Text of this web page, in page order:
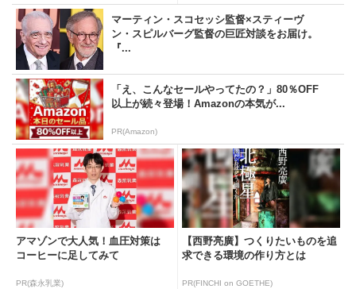
マーティン・スコセッシ監督×スティーヴ
ン・スピルバーグ監督の巨匠対談をお届け。
『...
「え、こんなセールやってたの？」80％OFF
以上が続々登場！Amazonの本気が...
PR(Amazon)
アマゾンで大人気！血圧対策は
コーヒーに足してみて
PR(森永乳業)
【西野亮廣】つくりたいものを追
求できる環境の作り方とは
PR(FINCHI on GOETHE)